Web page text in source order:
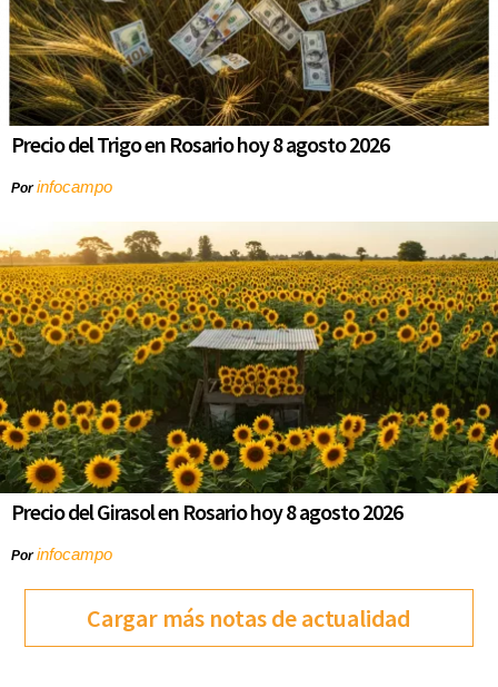
Precio del Trigo en Rosario hoy 8 agosto 2026
Porinfocampo
Precio del Girasol en Rosario hoy 8 agosto 2026
Porinfocampo
Cargar más notas de actualidad